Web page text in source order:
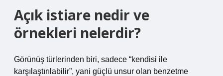
Açık istiare nedir ve
örnekleri nelerdir?
Görünüş türlerinden biri, sadece “kendisi ile
karşılaştırılabilir”, yani güçlü unsur olan benzetme